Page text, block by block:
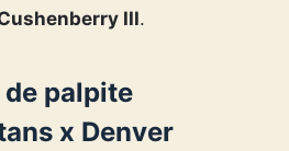
III.
palpite
x Denver